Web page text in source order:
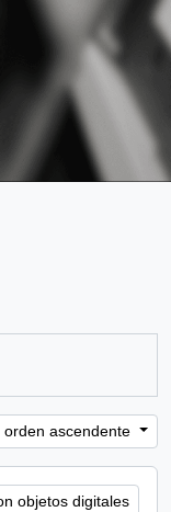
orden ascendente
objetos digitales